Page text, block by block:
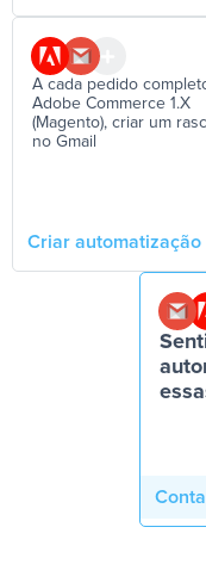
A cada pedido
Adobe Commerce 1.X
(Magento), criar um
no Gmail
Criar automatização